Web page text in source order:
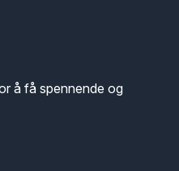
å få spennende og